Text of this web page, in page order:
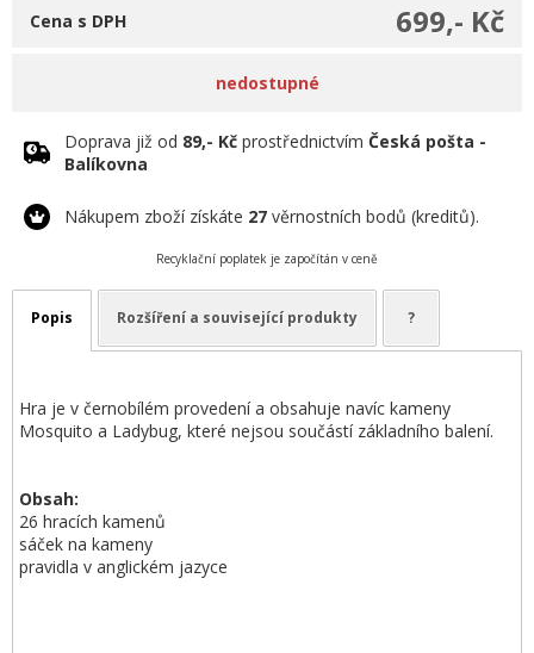
699,- Kč
Cena s DPH
nedostupné
Doprava již od 89,- Kč prostřednictvím Česká pošta -
Balíkovna
Nákupem zboží získáte 27 věrnostních bodů (kreditů).
Recyklační poplatek je započítán v ceně
Popis Rozšíření a související produkty ?
Hra je v černobílém provedení a obsahuje navíc kameny
Mosquito a Ladybug, které nejsou součástí základního balení.
Obsah:
26 hracích kamenů
sáček na kameny
pravidla v anglickém jazyce